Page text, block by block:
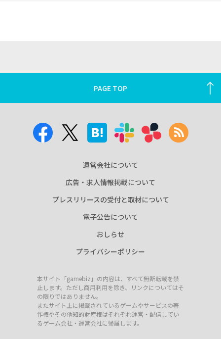
PAGE TOP
運営会社について
広告・求人情報掲載について
プレスリリースの受付と取材について
電子公告について
おしらせ
プライバシーポリシー
本サイト「gamebiz」の内容は、すべて無断転載を禁
止します。ただし商用利用を除き、リンクについてはそ
の限りではありません。
またサイト上に掲載されているゲームやサービスの著
作権やその他知的財産権はそれぞれ運営・配信してい
るゲーム会社・運営会社に帰属します。